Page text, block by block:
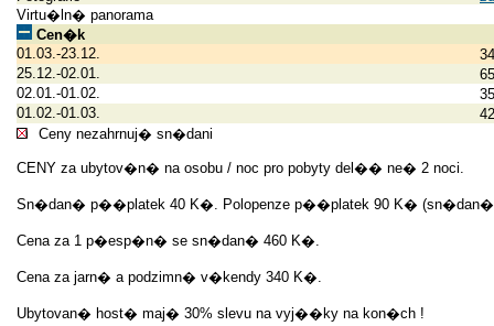
Virtu�ln� panorama
Cen�k
01.03.-23.12.
25.12.-02.01.
02.01.-01.02.
01.02.-01.03.
Ceny nezahrnuj� sn�dani
CENY za ubytov�n� na osobu / noc pro pobyty del�� ne� 2 noci.
Sn�dan� p��platek 40 K�. Polopenze p��platek 90 K�
Cena za 1 p�esp�n� se sn�dan� 460 K�.
Cena za jarn� a podzimn� v�kendy 340 K�.
Ubytovan� host� maj� 30% slevu na vyj��ky na kon�ch !